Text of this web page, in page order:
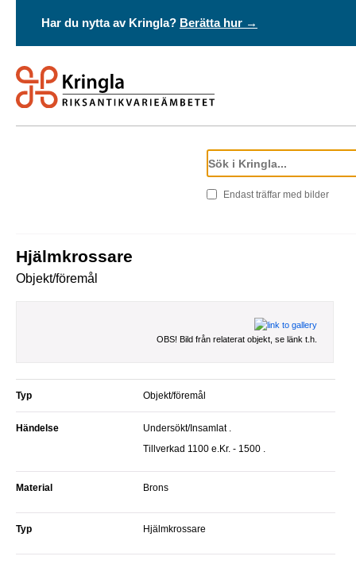
Har du nytta av Kringla? Berätta hur →
Endast träffar med bilder
Hjälmkrossare
Objekt/föremål
OBS! Bild från relaterat objekt, se länk t.h.
Typ Objekt/föremål
Händelse
Undersökt/Insamlat .
Tillverkad 1100 e.Kr. - 1500 .
Material Brons
Typ Hjälmkrossare